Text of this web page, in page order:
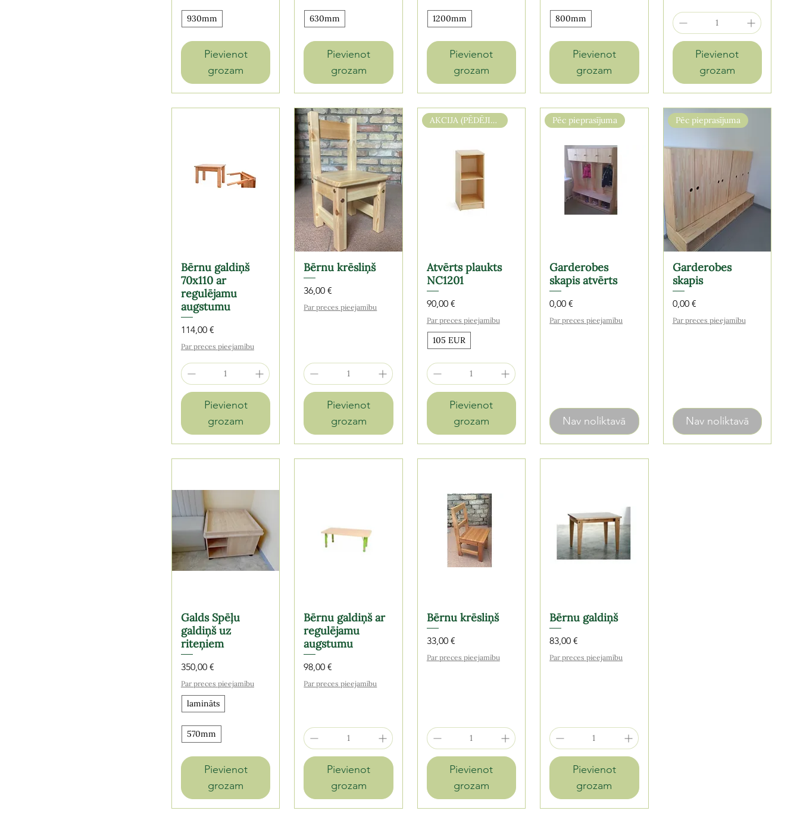
930mm
Pievienot
grozam
630mm
Pievienot
grozam
1200mm
Pievienot
grozam
800mm
Pievienot
grozam
Pievienot
grozam
Bērnu galdiņš
70x110 ar
regulējamu
augstumu
Cena
114,00 €
Par preces pieejamību
Pievienot
grozam
Bērnu krēsliņš
Cena
36,00 €
Par preces pieejamību
Pievienot
grozam
AKCIJA (PĒDĒJIE 2 gb.)
Atvērts plaukts
NC1201
Cena
90,00 €
Par preces pieejamību
105 EUR
Pievienot
grozam
Pēc pieprasījuma
Garderobes
skapis atvērts
Cena
0,00 €
Par preces pieejamību
Nav noliktavā
Pēc pieprasījuma
Garderobes
skapis
Cena
0,00 €
Par preces pieejamību
Nav noliktavā
Galds Spēļu
galdiņš uz
riteņiem
Cena
350,00 €
Par preces pieejamību
lamināts
570mm
Pievienot
grozam
Bērnu galdiņš ar
regulējamu
augstumu
Cena
98,00 €
Par preces pieejamību
Pievienot
grozam
Bērnu krēsliņš
Cena
33,00 €
Par preces pieejamību
Pievienot
grozam
Bērnu galdiņš
Cena
83,00 €
Par preces pieejamību
Pievienot
grozam